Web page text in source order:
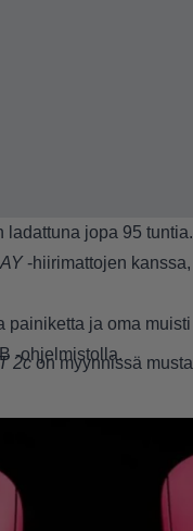
jopa 95
-hiirimattojen
painiketta ja oma
-ohjelmistolla.
2con myynnissä